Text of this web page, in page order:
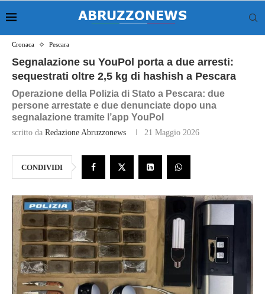
Cronaca Pescara
Segnalazione su YouPol porta a due arresti:
sequestrati oltre 2,5 kg di hashish a Pescara
Operazione della Polizia di Stato a Pescara: due
persone arrestate e due denunciate dopo una
segnalazione tramite l’app YouPol
scritto da Redazione Abruzzonews 21 Maggio 2026
CONDIVIDI